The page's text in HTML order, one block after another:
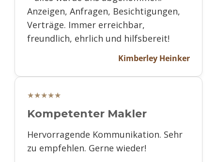
Anzeigen, Anfragen, Besichtigungen,
Verträge. Immer erreichbar,
freundlich, ehrlich und hilfsbereit!
Kimberley Heinker
★★★★★
Kompetenter Makler
Hervorragende Kommunikation. Sehr
zu empfehlen. Gerne wieder!